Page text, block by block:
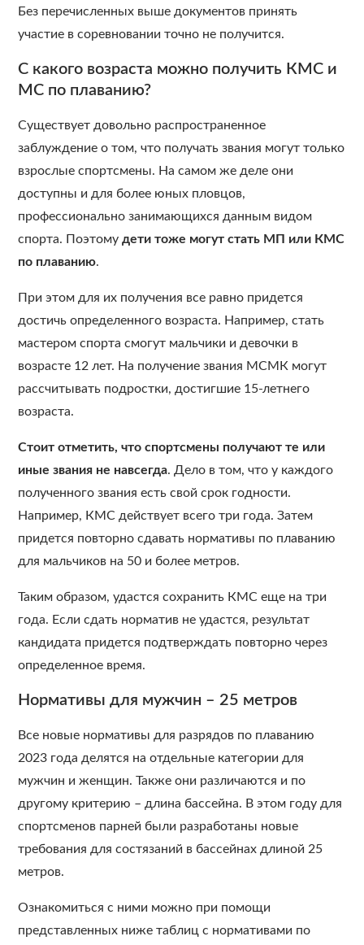
Без перечисленных выше документов принять
участие в соревновании точно не получится.
С какого возраста можно получить КМС и
МС по плаванию?
Существует довольно распространенное
заблуждение о том, что получать звания могут только
взрослые спортсмены. На самом же деле они
доступны и для более юных пловцов,
профессионально занимающихся данным видом
спорта. Поэтомудети тоже могут стать МП или КМС
по плаванию.
При этом для их получения все равно придется
достичь определенного возраста. Например, стать
мастером спорта смогут мальчики и девочки в
возрасте 12 лет. На получение звания МСМК могут
рассчитывать подростки, достигшие 15-летнего
возраста.
Стоит отметить, что спортсмены получают те или
иные звания не навсегда. Дело в том, что у каждого
полученного звания есть свой срок годности.
Например, КМС действует всего три года. Затем
придется повторно сдавать нормативы по плаванию
для мальчиков на 50 и более метров.
Таким образом, удастся сохранить КМС еще на три
года. Если сдать норматив не удастся, результат
кандидата придется подтверждать повторно через
определенное время.
Нормативы для мужчин – 25 метров
Все новые нормативы для разрядов по плаванию
2023 года делятся на отдельные категории для
мужчин и женщин. Также они различаются и по
другому критерию – длина бассейна. В этом году для
спортсменов парней были разработаны новые
требования для состязаний в бассейнах длиной 25
метров.
Ознакомиться с ними можно при помощи
представленных ниже таблиц с нормативами по